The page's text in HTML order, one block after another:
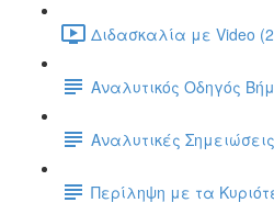
Διδασκαλία με Video
Αναλυτικός Οδηγός
Αναλυτικές Σημειώσεις
Περίληψη με τα